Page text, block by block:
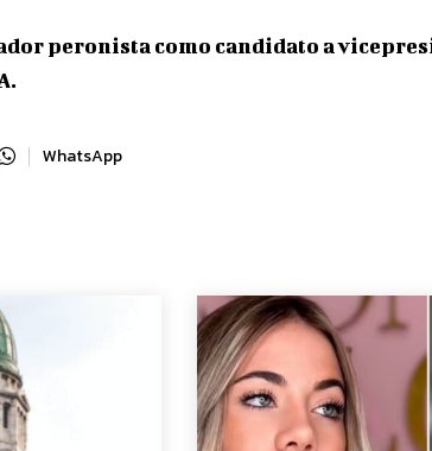
peronista como candidato a
WhatsApp